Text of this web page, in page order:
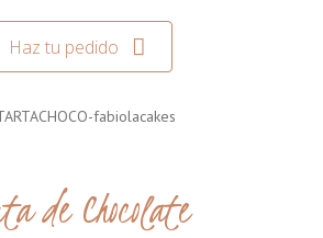
Haz tu pedido
de Chocolate